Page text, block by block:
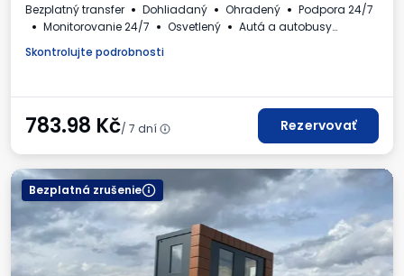
Bezplatný transfer Dohliadaný Ohradený
Podpora 24/7
Monitorovanie 24/7
Osvetlený
Autá a autobusy
Faktúra DPH
Skontrolujte podrobnosti
783.98 Kč/ 7 dní Rezervovať
Bezplatná zrušenie